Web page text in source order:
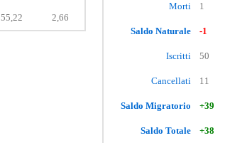
55,22 2,66
Morti 1
Saldo Naturale -1
Iscritti 50
Cancellati 11
Saldo Migratorio +39
Saldo Totale +38